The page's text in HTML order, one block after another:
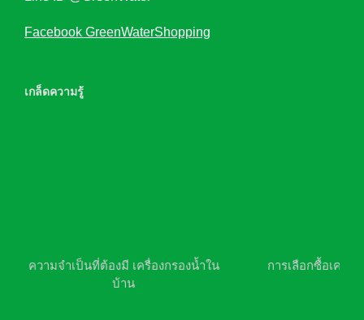
Facebook GreenWaterShopping
เกล็ดความรู้
ความจำเป็นที่ต้องมี เครื่องกรองน้ำใน
บ้าน
การเลือกซื้อเครื่อ